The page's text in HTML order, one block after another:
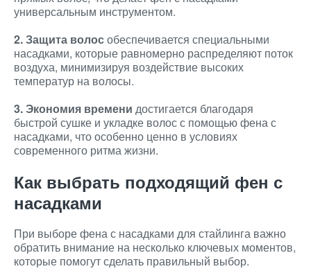
универсальным инструментом.
2. Защита волособеспечивается специальными
насадками, которые равномерно распределяют поток
воздуха, минимизируя воздействие высоких
температур на волосы.
3. Экономия времени достигается благодаря
быстрой сушке и укладке волос с помощью фена с
насадками, что особенно ценно в условиях
современного ритма жизни.
Как выбрать подходящий фен с
насадками
При выборе фена с насадками для стайлинга важно
обратить внимание на несколько ключевых моментов,
которые помогут сделать правильный выбор.